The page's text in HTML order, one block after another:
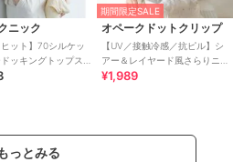
ニック
ヒット】70シルケッ
ッキングトップス/
る・UVカット・接
期間限定SALE
オペークドットクリップ
【UV／接触冷感／抗ピル】シ
アー＆レイヤード風さらりニ
ット《洗濯機OK》
¥1,989
っとみる